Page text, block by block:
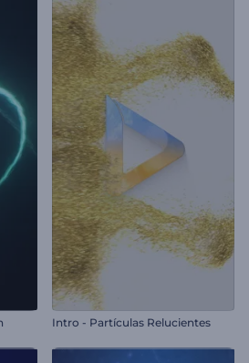
Intro - Partículas Relucientes